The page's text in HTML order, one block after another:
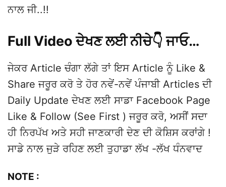
ਨਾਲ ਜੀ..!!
Full Video ਦੇਖਣ ਲਈ ਨੀਚੇ👇 ਜਾਓ…
ਜੇਕਰ Article ਚੰਗਾ ਲੱਗੇ ਤਾਂ ਇਸ Article ਨੂੰ Like &
Share ਜਰੂਰ ਕਰੋ ਤੇ ਹੋਰ ਨਵੇਂ-ਨਵੇਂ ਪੰਜਾਬੀ Articles ਦੀ
Daily Update ਦੇਖਣ ਲਈ ਸਾਡਾ Facebook Page
Like & Follow (See First ) ਜਰੂਰ ਕਰੋ, ਅਸੀਂ ਸਦਾ
ਹੀ ਨਿਰਪੱਖ ਅਤੇ ਸਹੀ ਜਾਣਕਾਰੀ ਦੇਣ ਦੀ ਕੋਸ਼ਿਸ ਕਰਾਂਗੇ !
ਸਾਡੇ ਨਾਲ ਜੁੜੇ ਰਹਿਣ ਲਈ ਤੁਹਾਡਾ ਲੱਖ -ਲੱਖ ਧੰਨਵਾਦ
NOTE :